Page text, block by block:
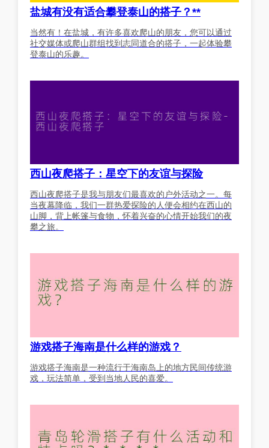
盐城有没有适合攀登泰山的搭子？**
当然有！在盐城，有许多喜欢爬山的朋友，您可以通过
社交媒体或爬山群组找到志同道合的搭子，一起体验攀
登泰山的乐趣。
西山夜爬搭子：星空下的友谊与探险
西山夜爬搭子是我与朋友们最喜欢的户外活动之一。每
当夜幕降临，我们一群热爱探险的人便会相约在西山的
山脚，背上帐篷与食物，怀着兴奋的心情开始我们的夜
攀之旅。
游戏搭子海南是什么样的游戏？
游戏搭子海南是一种流行于海南岛上的地方民间传统游
戏，玩法简单，受到当地人民的喜爱。